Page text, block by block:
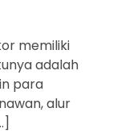
memiliki
adalah
para
alur